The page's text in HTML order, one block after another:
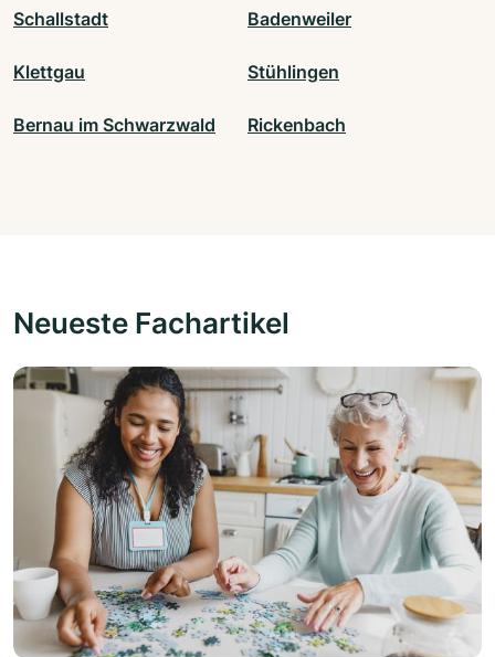
Schallstadt Badenweiler
Klettgau Stühlingen
Bernau im Schwarzwald Rickenbach
Neueste Fachartikel